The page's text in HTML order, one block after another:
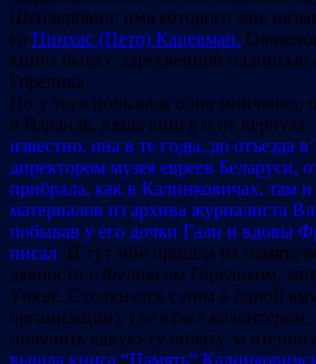
Шендерович, имя которого мне
го Пинхас (Петр) Кацевман.
книга была с дарственной надписью
Горелика.
Но у того побывала одна минчанка,
в Израиль, взяла книгу и не вернула.
известно, она в те годы, до отъезда
директором музея евреев Беларуси,
прибрала, как в Калинковичах, там
материалов из архива журналиста
побывав у его дочки Гали и вдовы
писал. И тут мне пришла на память
давности с Феликсом Гореликом,
Тикве. Столкнулся с ним в одной
организации), где я был
получить какую-ту оплату за чтение